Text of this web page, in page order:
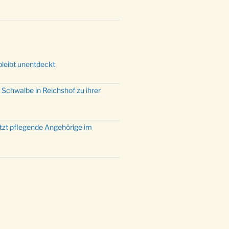
unentdeckt
in Reichshof zu ihrer
pflegende Angehörige im